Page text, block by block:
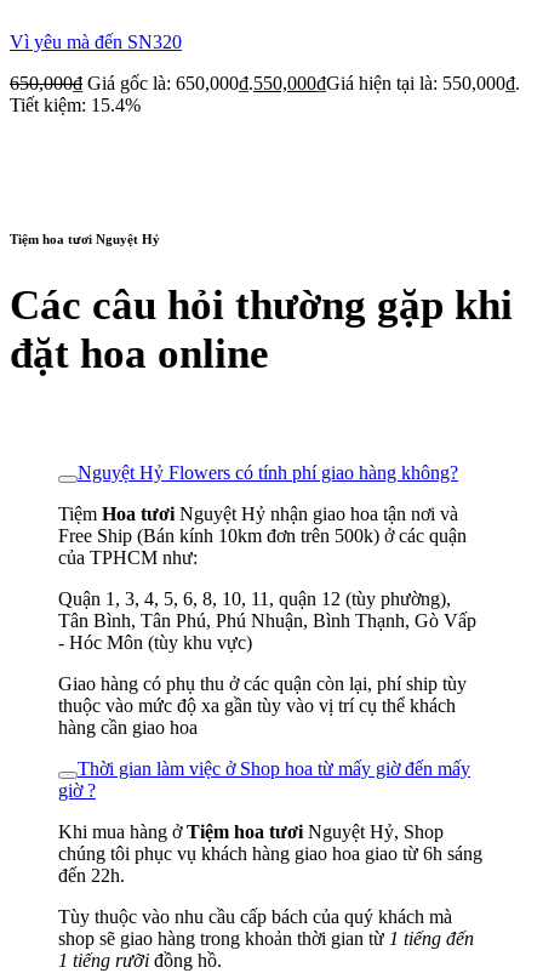
Vì yêu mà đến SN320
650,000₫ Giá gốc là: 650,000₫.550,000₫Giá hiện tại là: 550,000₫.
Tiết kiệm: 15.4%
Tiệm hoa tươi Nguyệt Hỷ
Các câu hỏi thường gặp khi
đặt hoa online
Nguyệt Hỷ Flowers có tính phí giao hàng không?
Tiệm Hoa tươi Nguyệt Hỷ nhận giao hoa tận nơi và
Free Ship (Bán kính 10km đơn trên 500k) ở các quận
của TPHCM như:
Quận 1, 3, 4, 5, 6, 8, 10, 11, quận 12 (tùy phường),
Tân Bình, Tân Phú, Phú Nhuận, Bình Thạnh, Gò Vấp
- Hóc Môn (tùy khu vực)
Giao hàng có phụ thu ở các quận còn lại, phí ship tùy
thuộc vào mức độ xa gần tùy vào vị trí cụ thể khách
hàng cần giao hoa
Thời gian làm việc ở Shop hoa từ mấy giờ đến mấy
giờ ?
Khi mua hàng ởTiệm hoa tươi Nguyệt Hỷ, Shop
chúng tôi phục vụ khách hàng giao hoa giao từ 6h sáng
đến 22h.
Tùy thuộc vào nhu cầu cấp bách của quý khách mà
shop sẽ giao hàng trong khoản thời gian từ 1 tiếng đến
1 tiếng rưỡi đồng hồ.